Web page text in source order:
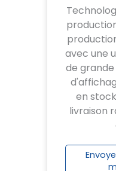
avec une
de
en
livraison